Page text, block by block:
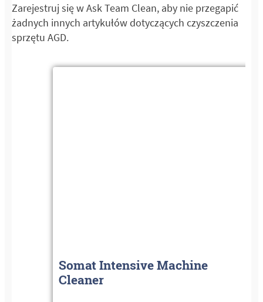
Zarejestruj się w Ask Team Clean, aby nie przegapić
żadnych innych artykułów dotyczących czyszczenia
sprzętu AGD.
Somat Intensive Machine
Cleaner